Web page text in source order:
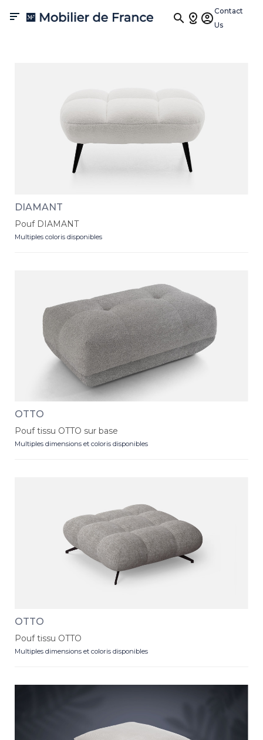

Contact
Us
Poufs
DIAMANT
Pouf DIAMANT
Multiples coloris disponibles
OTTO
Pouf tissu OTTO sur base
Multiples dimensions et coloris disponibles
OTTO
Pouf tissu OTTO
Multiples dimensions et coloris disponibles